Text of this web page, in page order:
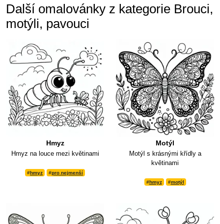
Další omalovánky z kategorie Brouci,
motýli, pavouci
Hmyz
Hmyz na louce mezi květinami
#hmyz #pro nejmenší
Motýl
Motýl s krásnými křídly a
květinami
#hmyz #motýl